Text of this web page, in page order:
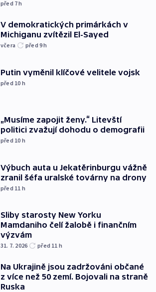
před 7h
V demokratických primárkách v
Michiganu zvítězil El-Sayed
včera před 9h
Putin vyměnil klíčové velitele vojsk
před 10 h
„Musíme zapojit ženy.“ Litevští
politici zvažují dohodu o demografii
před 10 h
Výbuch auta u Jekatěrinburgu vážně
zranil šéfa uralské továrny na drony
před 11 h
Sliby starosty New Yorku
Mamdaniho čelí žalobě i finančním
výzvám
31. 7. 2026 před 11 h
Na Ukrajině jsou zadržováni občané
z více než 50 zemí. Bojovali na straně
Ruska